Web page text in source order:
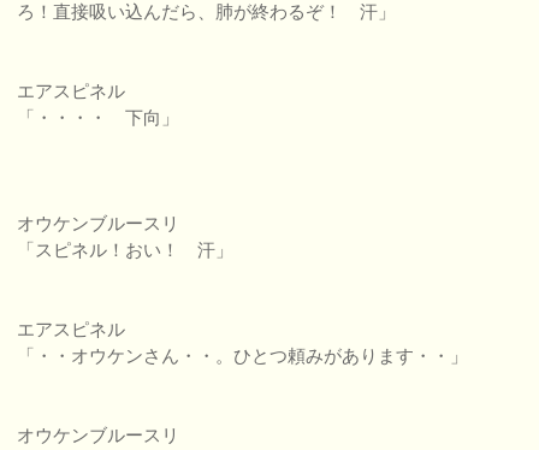
ろ！直接吸い込んだら、肺が終わるぞ！ 汗」
エアスピネル
「・・・・ 下向」
オウケンブルースリ
「スピネル！おい！ 汗」
エアスピネル
「・・オウケンさん・・。ひとつ頼みがあります・・」
オウケンブルースリ